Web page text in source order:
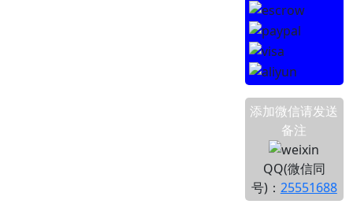
添加微信请发送
备注
QQ(微信同
号)： 25551688